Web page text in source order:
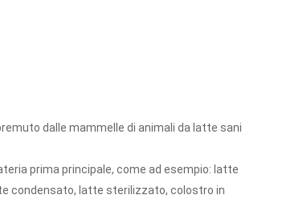
dalle mammelle di animali da latte sani
prima principale, come ad esempio: latte
condensato, latte sterilizzato, colostro in